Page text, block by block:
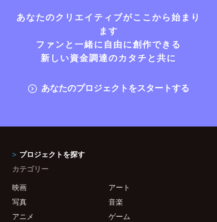
あなたのクリエイティブがここから始まり
ます
ファンと一緒に自由に創作できる
新しい資金調達のカタチと共に
あなたのプロジェクトをスタートする
プロジェクトを探す
カテゴリー
映画
アート
写真
音楽
アニメ
ゲーム